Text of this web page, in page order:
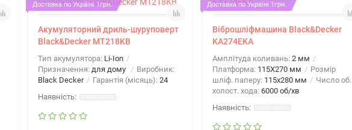
Доставка по Україні 1грн.
Акумуляторний дриль-шуруповерт
Black&Decker MT218KB
Тип акумулятора: Li-Ion
Призначення: для дому
Виробник:
Black Decker
Гарантія (місяць): 24
Доставка по Україні 1грн.
Віброшліфмашина Black&Decker
KA274EKA
Амплітуда коливань: 2 мм
Платформа: 115Х270 мм
Розмір
шліф. паперу: 115x280 мм
Число об.
холост. хода: 6000 об/хв